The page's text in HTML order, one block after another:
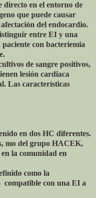
directo en el entorno de
que puede causar
del endocardio.
entre EI y una
con bacteriemia
de sangre positivos,
lesión cardiaca
Las características
en dos HC diferentes.
mo del grupo HACEK,
la comunidad en
como la
compatible con una EI a